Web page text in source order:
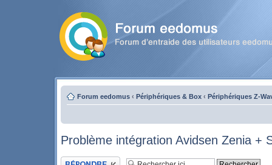
Forum eedomus ‹ Périphériques & Box ‹ Périphériques Z-
Problème intégration Avidsen Zenia +
Publier une réponse